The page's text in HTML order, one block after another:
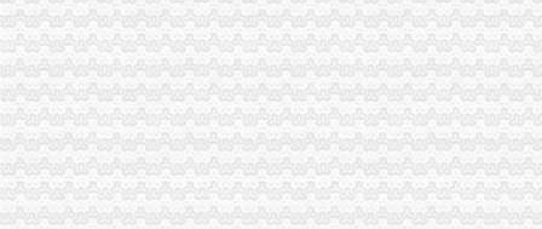
磁器口办税务登记证
【办理组织机构代码证、办理税务登记证】-朝大望路易登网
万事通_新浪新闻
用税务登记证可以办吗-法邦网专题
个体户注销营业执照,未办理税务登记证的况下是否需要补办？-深
税务登记证办理流程_搜指南
陈家湾办税务登记证
图文：税风和畅暖民心-东湖高新（）-股票行中心-搜狐证券
东方今报遗失声明注销公告登报办理/郑州登报网上办理/郑州登报挂失